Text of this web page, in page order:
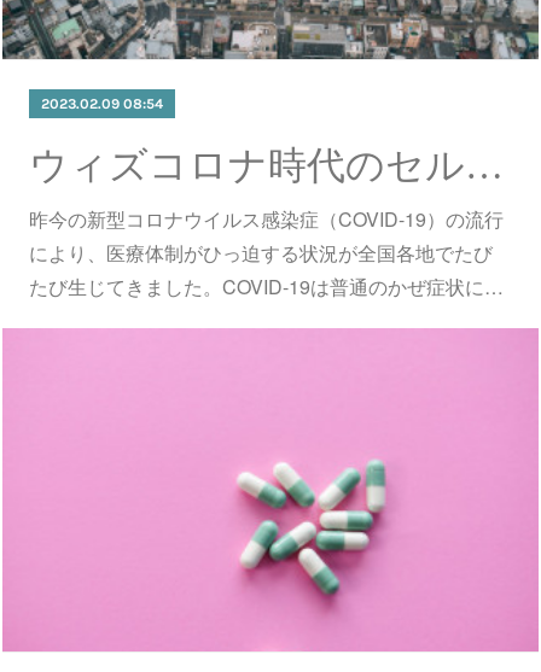
2023.02.09 08:54
ウィズコロナ時代のセルフケア
昨今の新型コロナウイルス感染症（COVID-19）の流行
により、医療体制がひっ迫する状況が全国各地でたび
たび生じてきました。COVID-19は普通のかぜ症状に…